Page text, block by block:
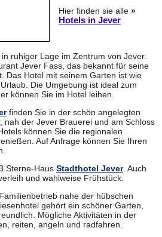
Hier finden sie alle »
Hotels in Jever
in ruhiger Lage im Zentrum von Jever.
Jever Fass, das bekannt für seine
Das Hotel mit seinem Garten ist wie
Die Umgebung ist ideal zum
können Sie im Hotel leihen.
finden Sie in der schön angelegten
nah der Jever Brauerei und am Schloss
können Sie die regionalen
Auf Anfrage können Sie Ihren
Sterne-Haus Stadthotel Jever. Auch
und wahlweise Frühstück.
nahe der hübschen
gehört ein schöner Garten,
Mögliche Aktivitäten in der
reiten, angeln und radfahren.